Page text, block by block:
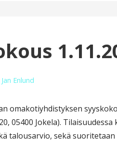
Jan Enlund
omakotiyhdistyksen
05400 Jokela).
talousarvio, sekä